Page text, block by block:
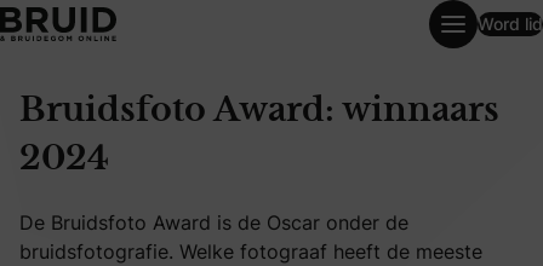
Word lid
Bruidsfoto Award: winnaars
2024
De Bruidsfoto Award is de Oscar onder de
bruidsfotografie. Welke fotograaf heeft de meeste